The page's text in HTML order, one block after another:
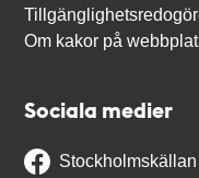
Om kakor på
Sociala medier